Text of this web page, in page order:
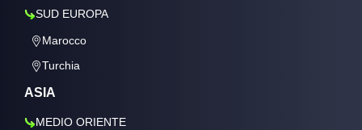
SUD EUROPA
Marocco
Turchia
ASIA
MEDIO ORIENTE